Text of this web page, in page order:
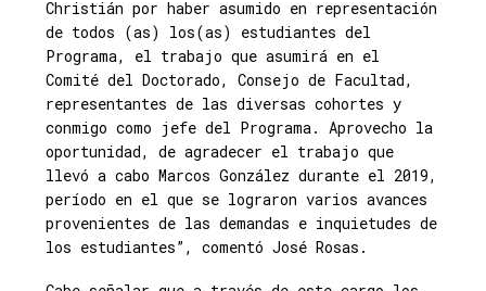
Christián por haber asumido en representación
de todos (as) los(as) estudiantes del
Programa, el trabajo que asumirá en el
Comité del Doctorado, Consejo de Facultad,
representantes de las diversas cohortes y
conmigo como jefe del Programa. Aprovecho la
oportunidad, de agradecer el trabajo que
llevó a cabo Marcos González durante el 2019,
período en el que se lograron varios avances
provenientes de las demandas e inquietudes de
los estudiantes”, comentó José Rosas.